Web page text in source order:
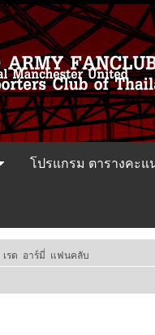
โปรแกรม ตารางคะ
เรด อาร์มี่ แฟนคลับ